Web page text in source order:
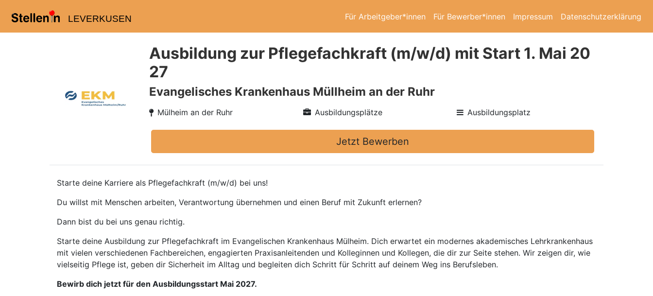
LEVERKUSEN Für Arbeitgeber*innen Für Bewerber*innen Impressum Datenschutzerklärung
Ausbildung zur Pflegefachkraft (m/w/d) mit Start 1. Mai 20
27
Evangelisches Krankenhaus Müllheim an der Ruhr
Mülheim an der Ruhr Ausbildungsplätze Ausbildungsplatz
Jetzt Bewerben
Starte deine Karriere als Pflegefachkraft (m/w/d) bei uns!
Du willst mit Menschen arbeiten, Verantwortung übernehmen und einen Beruf mit Zukunft erlernen?
Dann bist du bei uns genau richtig.
Starte deine Ausbildung zur Pflegefachkraft im Evangelischen Krankenhaus Mülheim. Dich erwartet ein modernes akademisches Lehrkrankenhaus
mit vielen verschiedenen Fachbereichen, engagierten Praxisanleitenden und Kolleginnen und Kollegen, die dir zur Seite stehen. Wir zeigen dir, wie
vielseitig Pflege ist, geben dir Sicherheit im Alltag und begleiten dich Schritt für Schritt auf deinem Weg ins Berufsleben.
Bewirb dich jetzt für den Ausbildungsstart Mai 2027.